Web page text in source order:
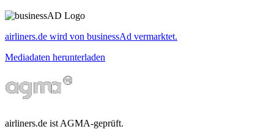
airliners.de wird von businessAd vermarktet.
Mediadaten herunterladen
airliners.de ist AGMA-geprüft.